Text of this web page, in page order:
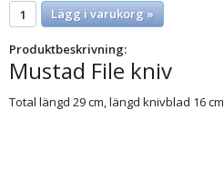
Lägg i varukorg »
Produktbeskrivning:
Mustad File kniv
Total längd 29 cm, längd knivblad 16 cm